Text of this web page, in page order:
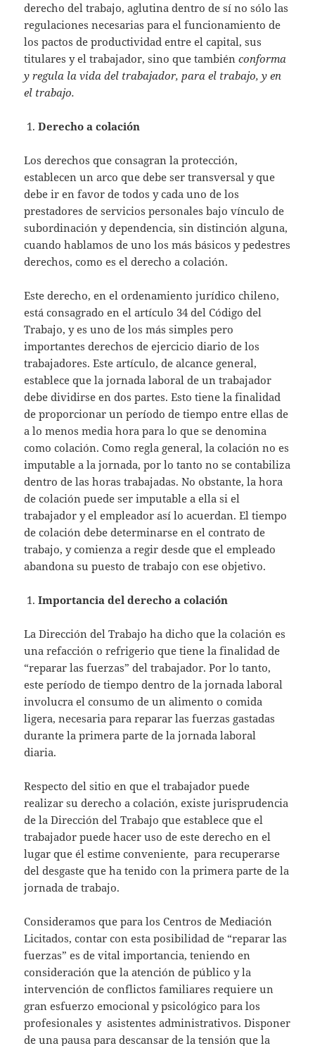
derecho del trabajo, aglutina dentro de sí no sólo las
regulaciones necesarias para el funcionamiento de
los pactos de productividad entre el capital, sus
titulares y el trabajador, sino que tambiénconforma
y regula la vida del trabajador, para el trabajo, y en
el trabajo.
Derecho a colación
Los derechos que consagran la protección,
establecen un arco que debe ser transversal y que
debe ir en favor de todos y cada uno de los
prestadores de servicios personales bajo vínculo de
subordinación y dependencia, sin distinción alguna,
cuando hablamos de uno los más básicos y pedestres
derechos, como es el derecho a colación.
Este derecho, en el ordenamiento jurídico chileno,
está consagrado en el artículo 34 del Código del
Trabajo, y es uno de los más simples pero
importantes derechos de ejercicio diario de los
trabajadores. Este artículo, de alcance general,
establece que la jornada laboral de un trabajador
debe dividirse en dos partes. Esto tiene la finalidad
de proporcionar un período de tiempo entre ellas de
a lo menos media hora para lo que se denomina
como colación. Como regla general, la colación no es
imputable a la jornada, por lo tanto no se contabiliza
dentro de las horas trabajadas. No obstante, la hora
de colación puede ser imputable a ella si el
trabajador y el empleador así lo acuerdan. El tiempo
de colación debe determinarse en el contrato de
trabajo, y comienza a regir desde que el empleado
abandona su puesto de trabajo con ese objetivo.
Importancia del derecho a colación
La Dirección del Trabajo ha dicho que la colación es
una refacción o refrigerio que tiene la finalidad de
“reparar las fuerzas” del trabajador. Por lo tanto,
este período de tiempo dentro de la jornada laboral
involucra el consumo de un alimento o comida
ligera, necesaria para reparar las fuerzas gastadas
durante la primera parte de la jornada laboral
diaria.
Respecto del sitio en que el trabajador puede
realizar su derecho a colación, existe jurisprudencia
de la Dirección del Trabajo que establece que el
trabajador puede hacer uso de este derecho en el
lugar que él estime conveniente, para recuperarse
del desgaste que ha tenido con la primera parte de la
jornada de trabajo.
Consideramos que para los Centros de Mediación
Licitados, contar con esta posibilidad de “reparar las
fuerzas” es de vital importancia, teniendo en
consideración que la atención de público y la
intervención de conflictos familiares requiere un
gran esfuerzo emocional y psicológico para los
profesionales y asistentes administrativos. Disponer
de una pausa para descansar de la tensión que la